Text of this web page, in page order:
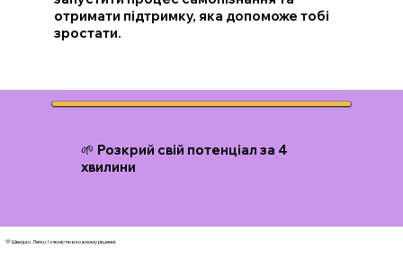
отримати підтримку, яка допоможе тобі
зростати.
🌱 Розкрий свій потенціал за 4
хвилини
💛 Швидко. Легко. І з ясністю в кожному рішенні.